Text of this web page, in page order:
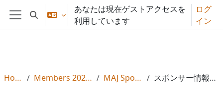
メインコンテンツへスキップする
サイドパネル
検索入力に切り替える
あなたは現在ゲストアクセスを
利用しています
ログ
イン
Home Members 2026年度 MAJ Sponsor スポンサー情報と応募